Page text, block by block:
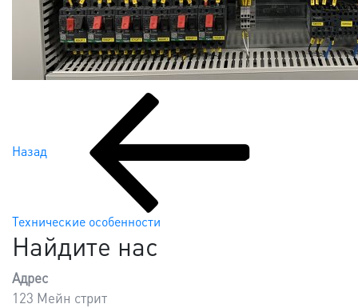
Навигация
по
записям
Назад
Технические особенности
Найдите нас
Адрес
123 Мейн стрит